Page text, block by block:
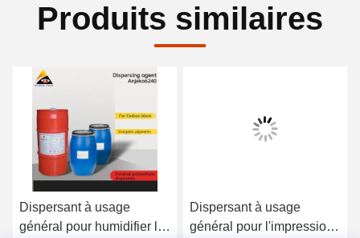
Produits similaires
Dispersant à usage
général pour humidifier le
Dispersant à usage
général pour l'impression